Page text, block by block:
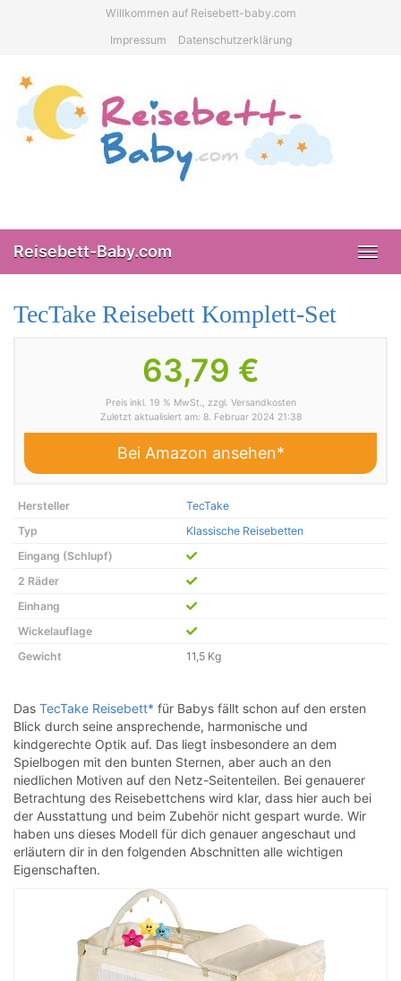
Willkommen auf Reisebett-baby.com
Impressum
Datenschutzerklärung
Reisebett-Baby.com
TecTake Reisebett Komplett-Set
63,79 €
Preis inkl. 19 % MwSt., zzgl. Versandkosten
Zuletzt aktualisiert am: 8. Februar 2024 21:38
Bei Amazon ansehen*
Hersteller
TecTake
Typ
Klassische Reisebetten
Eingang (Schlupf)
2 Räder
Einhang
Wickelauflage
Gewicht
11,5 Kg
Das TecTake Reisebett* für Babys fällt schon auf den ersten
Blick durch seine ansprechende, harmonische und
kindgerechte Optik auf. Das liegt insbesondere an dem
Spielbogen mit den bunten Sternen, aber auch an den
niedlichen Motiven auf den Netz-Seitenteilen. Bei genauerer
Betrachtung des Reisebettchens wird klar, dass hier auch bei
der Ausstattung und beim Zubehör nicht gespart wurde. Wir
haben uns dieses Modell für dich genauer angeschaut und
erläutern dir in den folgenden Abschnitten alle wichtigen
Eigenschaften.